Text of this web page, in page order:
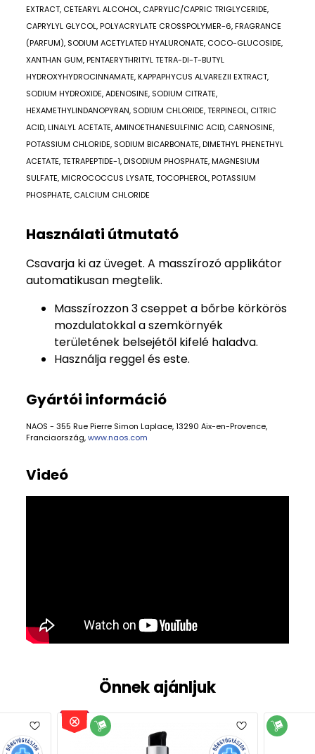
EXTRACT, CETEARYL ALCOHOL, CAPRYLIC/CAPRIC TRIGLYCERIDE,
CAPRYLYL GLYCOL, POLYACRYLATE CROSSPOLYMER-6, FRAGRANCE
(PARFUM), SODIUM ACETYLATED HYALURONATE, COCO-GLUCOSIDE,
XANTHAN GUM, PENTAERYTHRITYL TETRA-DI-T-BUTYL
HYDROXYHYDROCINNAMATE, KAPPAPHYCUS ALVAREZII EXTRACT,
SODIUM HYDROXIDE, ADENOSINE, SODIUM CITRATE,
HEXAMETHYLINDANOPYRAN, SODIUM CHLORIDE, TERPINEOL, CITRIC
ACID, LINALYL ACETATE, AMINOETHANESULFINIC ACID, CARNOSINE,
POTASSIUM CHLORIDE, SODIUM BICARBONATE, DIMETHYL PHENETHYL
ACETATE, TETRAPEPTIDE-1, DISODIUM PHOSPHATE, MAGNESIUM
SULFATE, MICROCOCCUS LYSATE, TOCOPHEROL, POTASSIUM
PHOSPHATE, CALCIUM CHLORIDE
Használati útmutató
Csavarja ki az üveget. A masszírozó applikátor
automatikusan megtelik.
Masszírozzon 3 cseppet a bőrbe körkörös
mozdulatokkal a szemkörnyék
területének belsejétől kifelé haladva.
Használja reggel és este.
Gyártói információ
NAOS - 355 Rue Pierre Simon Laplace, 13290 Aix-en-Provence,
Franciaország,www.naos.com
Videó
Önnek ajánljuk